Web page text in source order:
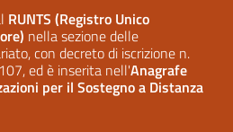
RUNTS (Registro Unico
nella sezione delle
con decreto di iscrizione n.
ed è inserita nell'Anagrafe
per il Sostegno a Distanza